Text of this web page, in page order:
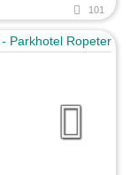
101